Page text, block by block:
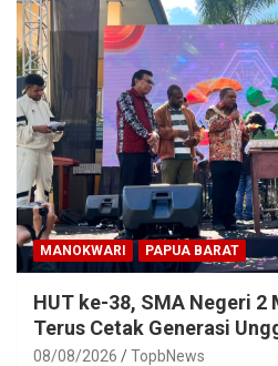
MANOKWARI PAPUA BARAT
HUT ke-38, SMA Negeri
Terus Cetak Generasi
08/08/2026 TopbNews